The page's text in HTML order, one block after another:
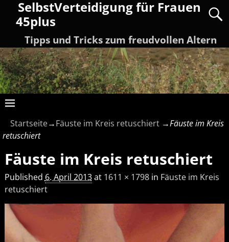
SelbstVerteidigung für Frauen
45plus
Tipps und Tricks zum freudvollen Altern
Startseite→Fäuste im Kreis retuschiert →Fäuste im Kreis
retuschiert
Fäuste im Kreis retuschiert
Published6. April 2013at 1611 × 1798in Fäuste im Kreis
retuschiert